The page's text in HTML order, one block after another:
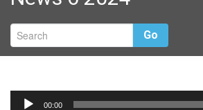
Go
Audio-
00:00